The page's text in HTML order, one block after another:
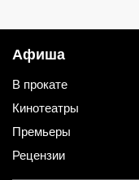
Афиша
В прокате
Кинотеатры
Премьеры
Рецензии